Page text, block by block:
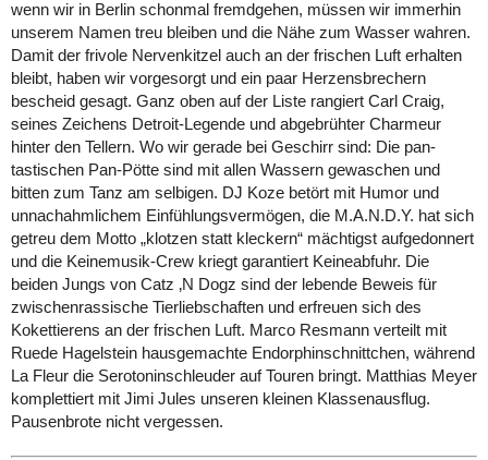
wenn wir in Berlin schonmal fremdgehen, müssen wir immerhin
unserem Namen treu bleiben und die Nähe zum Wasser wahren.
Damit der frivole Nervenkitzel auch an der frischen Luft erhalten
bleibt, haben wir vorgesorgt und ein paar Herzensbrechern
bescheid gesagt. Ganz oben auf der Liste rangiert Carl Craig,
seines Zeichens Detroit-Legende und abgebrühter Charmeur
hinter den Tellern. Wo wir gerade bei Geschirr sind: Die pan-
tastischen Pan-Pötte sind mit allen Wassern gewaschen und
bitten zum Tanz am selbigen. DJ Koze betört mit Humor und
unnachahmlichem Einfühlungsvermögen, die M.A.N.D.Y. hat sich
getreu dem Motto „klotzen statt kleckern“ mächtigst aufgedonnert
und die Keinemusik-Crew kriegt garantiert Keineabfuhr. Die
beiden Jungs von Catz ‚N Dogz sind der lebende Beweis für
zwischenrassische Tierliebschaften und erfreuen sich des
Kokettierens an der frischen Luft. Marco Resmann verteilt mit
Ruede Hagelstein hausgemachte Endorphinschnittchen, während
La Fleur die Serotoninschleuder auf Touren bringt. Matthias Meyer
komplettiert mit Jimi Jules unseren kleinen Klassenausflug.
Pausenbrote nicht vergessen.